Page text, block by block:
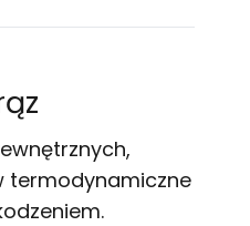
termodynamiczne
.